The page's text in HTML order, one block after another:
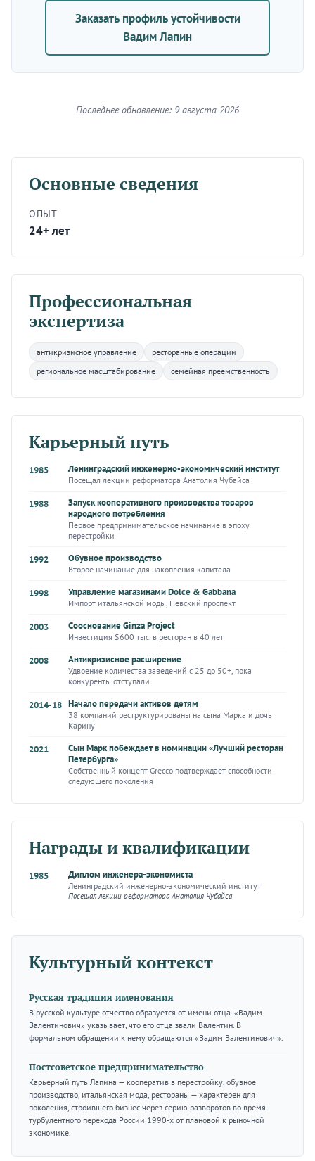
Заказать профиль устойчивости
Вадим Лапин
Последнее обновление: 9 августа 2026
Основные сведения
ОПЫТ
24+ лет
Профессиональная
экспертиза
антикризисное управление
ресторанные операции
региональное масштабирование
семейная преемственность
Карьерный путь
1985 Ленинградский инженерно-экономический институт
Посещал лекции реформатора Анатолия Чубайса
1988
Запуск кооперативного производства товаров
народного потребления
Первое предпринимательское начинание в эпоху
перестройки
1992 Обувное производство
Второе начинание для накопления капитала
1998 Управление магазинами Dolce & Gabbana
Импорт итальянской моды, Невский проспект
2003 Сооснование Ginza Project
Инвестиция $600 тыс. в ресторан в 40 лет
2008 Антикризисное расширение
Удвоение количества заведений с 25 до 50+, пока
конкуренты отступали
2014-18 Начало передачи активов детям
38 компаний реструктурированы на сына Марка и дочь
Карину
2021
Сын Марк побеждает в номинации «Лучший ресторан
Петербурга»
Собственный концепт Grecco подтверждает способности
следующего поколения
Награды и квалификации
1985 Диплом инженера-экономиста
Ленинградский инженерно-экономический институт
Посещал лекции реформатора Анатолия Чубайса
Культурный контекст
Русская традиция именования
В русской культуре отчество образуется от имени отца. «Вадим
Валентинович» указывает, что его отца звали Валентин. В
формальном обращении к нему обращаются «Вадим Валентинович».
Постсоветское предпринимательство
Карьерный путь Лапина — кооператив в перестройку, обувное
производство, итальянская мода, рестораны — характерен для
поколения, строившего бизнес через серию разворотов во время
турбулентного перехода России 1990-х от плановой к рыночной
экономике.